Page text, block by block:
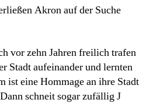
Akron auf der Suche
vor zehn Jahren freilich trafen
Stadt aufeinander und lernten
ist eine Hommage an ihre Stadt
schneit sogar zufälligJ